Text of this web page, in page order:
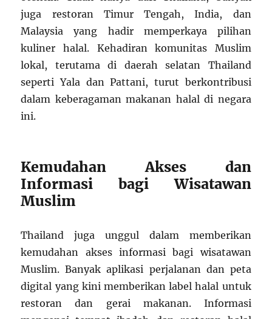
juga restoran Timur Tengah, India, dan
Malaysia yang hadir memperkaya pilihan
kuliner halal. Kehadiran komunitas Muslim
lokal, terutama di daerah selatan Thailand
seperti Yala dan Pattani, turut berkontribusi
dalam keberagaman makanan halal di negara
ini.
Kemudahan Akses dan
Informasi bagi Wisatawan
Muslim
Thailand juga unggul dalam memberikan
kemudahan akses informasi bagi wisatawan
Muslim. Banyak aplikasi perjalanan dan peta
digital yang kini memberikan label halal untuk
restoran dan gerai makanan. Informasi